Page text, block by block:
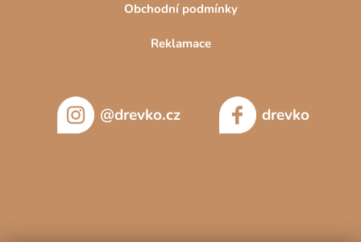
Obchodní podmínky
Reklamace
@drevko.cz drevko